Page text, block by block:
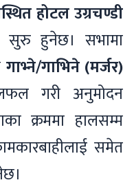
होटल उग्रचण्डी
सुरु हुनेछ। सभामा
गाभ्ने/गाभिने (मर्जर)
गरी अनुमोदन
क्रममा हालसम्म
समेत